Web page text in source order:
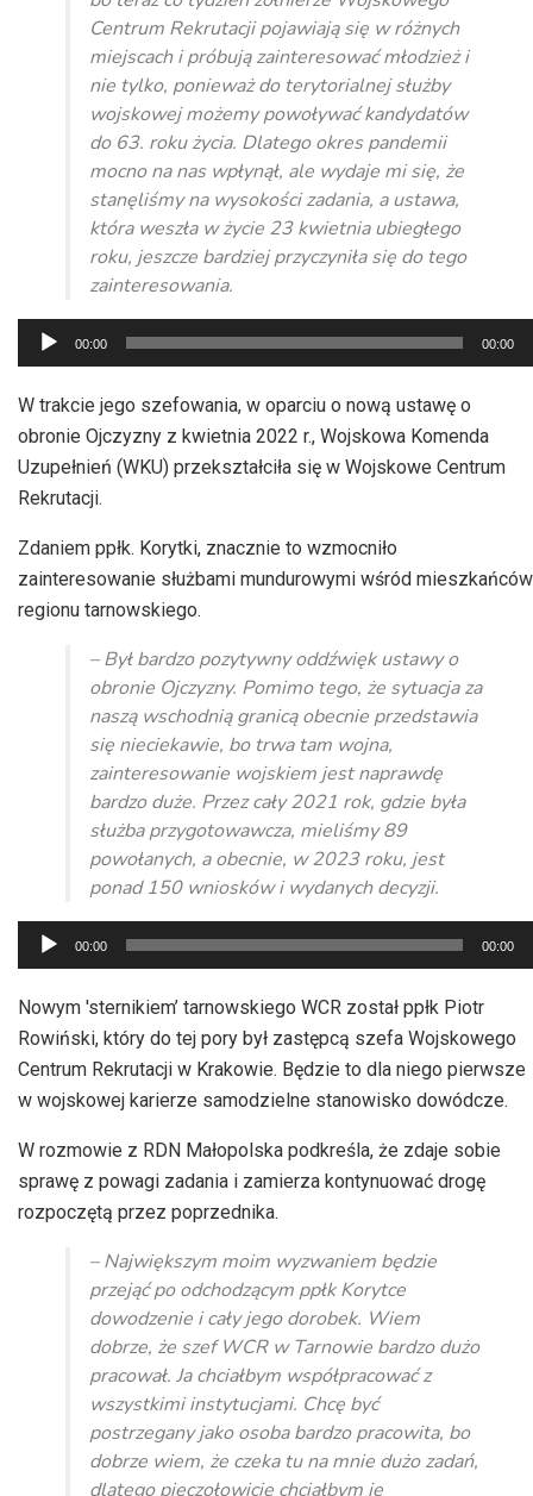
Centrum Rekrutacji pojawiają się w różnych
miejscach i próbują zainteresować młodzież i
nie tylko, ponieważ do terytorialnej służby
wojskowej możemy powoływać kandydatów
do 63. roku życia. Dlatego okres pandemii
mocno na nas wpłynął, ale wydaje mi się, że
stanęliśmy na wysokości zadania, a ustawa,
która weszła w życie 23 kwietnia ubiegłego
roku, jeszcze bardziej przyczyniła się do tego
zainteresowania.
Odtwarzacz
plików
dźwiękowych
00:00 00:00
W trakcie jego szefowania, w oparciu o nową ustawę o
obronie Ojczyzny z kwietnia 2022 r., Wojskowa Komenda
Uzupełnień (WKU) przekształciła się w Wojskowe Centrum
Rekrutacji.
Zdaniem ppłk. Korytki, znacznie to wzmocniło
zainteresowanie służbami mundurowymi wśród mieszkańców
regionu tarnowskiego.
– Był bardzo pozytywny oddźwięk ustawy o
obronie Ojczyzny. Pomimo tego, że sytuacja za
naszą wschodnią granicą obecnie przedstawia
się nieciekawie, bo trwa tam wojna,
zainteresowanie wojskiem jest naprawdę
bardzo duże. Przez cały 2021 rok, gdzie była
służba przygotowawcza, mieliśmy 89
powołanych, a obecnie, w 2023 roku, jest
ponad 150 wniosków i wydanych decyzji.
Odtwarzacz
plików
dźwiękowych
00:00 00:00
Nowym 'sternikiem’ tarnowskiego WCR został ppłk Piotr
Rowiński, który do tej pory był zastępcą szefa Wojskowego
Centrum Rekrutacji w Krakowie. Będzie to dla niego pierwsze
w wojskowej karierze samodzielne stanowisko dowódcze.
W rozmowie z RDN Małopolska podkreśla, że zdaje sobie
sprawę z powagi zadania i zamierza kontynuować drogę
rozpoczętą przez poprzednika.
– Największym moim wyzwaniem będzie
przejąć po odchodzącym ppłk Korytce
dowodzenie i cały jego dorobek. Wiem
dobrze, że szef WCR w Tarnowie bardzo dużo
pracował. Ja chciałbym współpracować z
wszystkimi instytucjami. Chcę być
postrzegany jako osoba bardzo pracowita, bo
dobrze wiem, że czeka tu na mnie dużo zadań,
dlatego pieczołowicie chciałbym je